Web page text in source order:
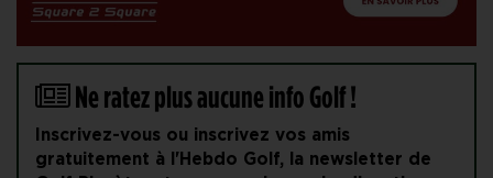
Ne ratez plus aucune info Golf !
Inscrivez-vous ou inscrivez vos amis
gratuitement à l'Hebdo Golf, la newsletter de